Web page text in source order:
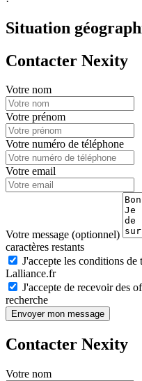
Situation
Contacter Nexity
Votre nom
Votre prénom
Votre numéro de téléphone
Votre email
Votre message (optionnel)
caractères restants
J'accepte les conditions de
Lalliance.fr
J'accepte de recevoir des
recherche
Envoyer mon message
Contacter Nexity
Votre nom